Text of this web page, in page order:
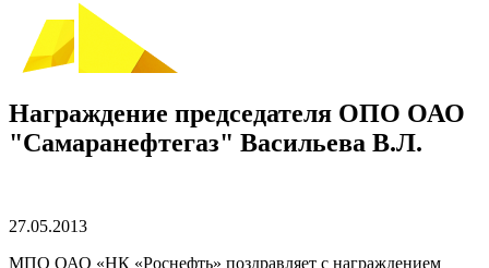
Награждение председателя ОПО ОАО
"Самаранефтегаз" Васильева В.Л.
27.05.2013
МПО ОАО «НК «Роснефть» поздравляет с награждением